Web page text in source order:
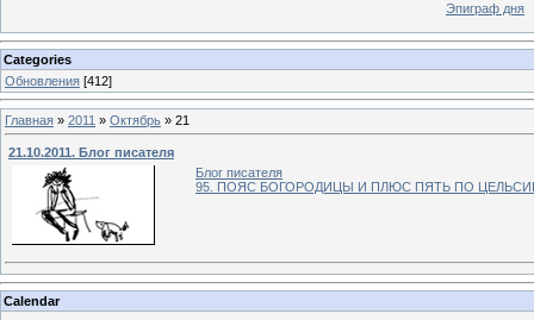
Эпиграф дня
Categories
Обновления [412]
Главная » 2011 » Октябрь » 21
21.10.2011. Блог писателя
Блог писателя
95. ПОЯС БОГОРОДИЦЫ И ПЛЮС ПЯТЬ ПО
Calendar